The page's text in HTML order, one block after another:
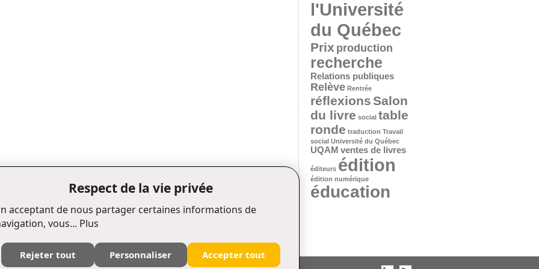
l'Université
du Québec
Prix production
recherche
Relations publiques
Relève Rentrée
réflexionsSalon
du livre social table
ronde traduction Travail
social Université du Québec
UQAM ventes de livres
éditeurs édition
édition numérique
éducation
Respect de la vie privée
acceptant de nous partager certaines informations de
vous... Plus
Rejeter tout Personnaliser Accepter tout